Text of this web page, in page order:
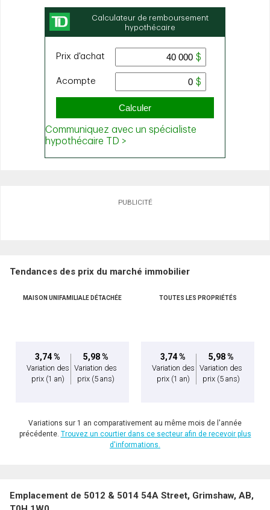
PUBLICITÉ
Tendances des prix du marché immobilier
MAISON UNIFAMILIALE DÉTACHÉE
3,74 %
Variation des
prix (1 an)
5,98 %
Variation des
prix (5 ans)
TOUTES LES PROPRIÉTÉS
3,74 %
Variation des
prix (1 an)
5,98 %
Variation des
prix (5 ans)
Variations sur 1 an comparativement au même mois de l'année
précédente. Trouvez un courtier dans ce secteur afin de recevoir plus
d'informations.
Emplacement de 5012 & 5014 54A Street, Grimshaw, AB,